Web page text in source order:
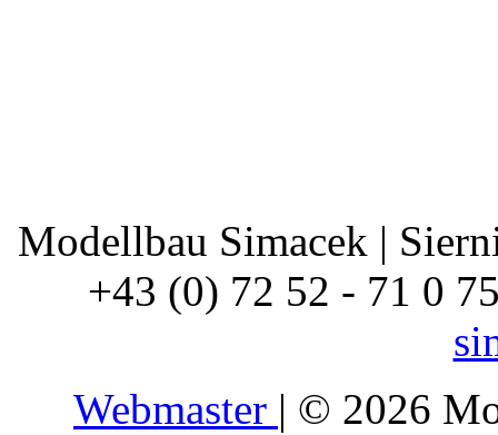
Modellbau Simacek |
+43 (0) 72 52 - 71 0
Webmaster | © 2026